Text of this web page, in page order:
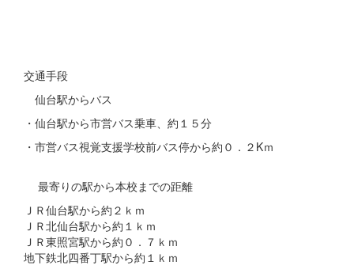
交通手段
仙台駅からバス
・仙台駅から市営バス乗車、約１５分
・市営バス視覚支援学校前バス停から約０．２Kｍ
最寄りの駅から本校までの距離
ＪＲ仙台駅から約２ｋｍ
ＪＲ北仙台駅から約１ｋｍ
ＪＲ東照宮駅から約０．７ｋｍ
地下鉄北四番丁駅から約１ｋｍ